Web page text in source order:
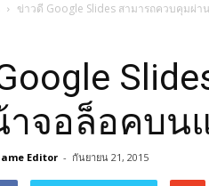
ข่าวดี Google Slides สามารถควบคุมผ่
จอล็อคบน
Editor - กันยายน 21, 2015